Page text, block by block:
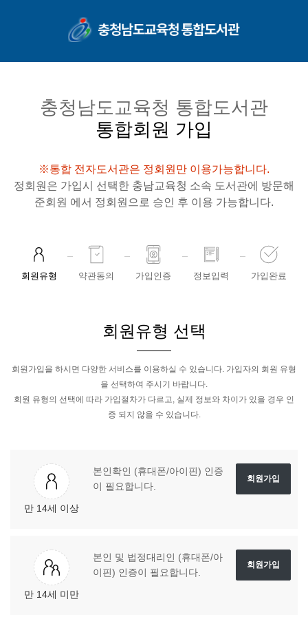
충청남도교육청 통합도서관
통합회원 가입
※통합 전자도서관은 정회원만 이용가능합니다.
정회원은 가입시 선택한 충남교육청 소속 도서관에 방문해
준회원 에서 정회원으로 승인 후 이용 가능합니다.
회원유형 약관동의 가입인증 정보입력 가입완료
회원유형 선택
회원가입을 하시면 다양한 서비스를 이용하실 수 있습니다. 가입자의 회원 유형
을 선택하여 주시기 바랍니다.
회원 유형의 선택에 따라 가입절차가 다르고, 실제 정보와 차이가 있을 경우 인
증 되지 않을 수 있습니다.
만 14세 이상
본인확인 (휴대폰/아이핀) 인증
이 필요합니다.
회원가입
만 14세 미만
본인 및 법정대리인 (휴대폰/아
이핀) 인증이 필요합니다.
회원가입